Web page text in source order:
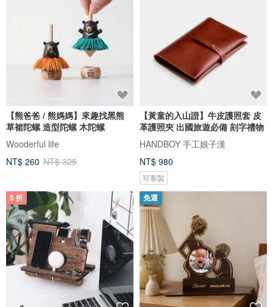
【熊爸爸 / 熊媽媽】來趣找黑熊
草裙陀螺 造型陀螺 木陀螺
Wooderful life
NT$ 260 NT$ 325
【黃童的入山證】牛皮護照套 皮
革護照夾 出國旅遊必備 刻字禮物
HANDBOY 手工娘子漢
NT$ 980
可客製
5 折 免運